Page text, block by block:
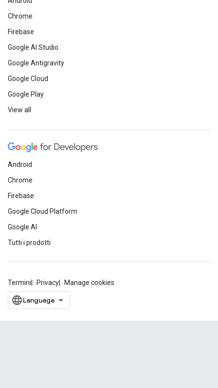
Chrome
Firebase
Google AI Studio
Google Antigravity
Google Cloud
Google Play
View all
Android
Chrome
Firebase
Google Cloud Platform
Google AI
Tutti i prodotti
Termini Privacy Manage cookies